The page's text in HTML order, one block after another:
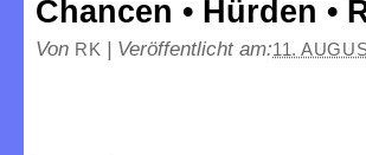
Chancen • Hürden •
Von RK | Veröffentlicht am:11.